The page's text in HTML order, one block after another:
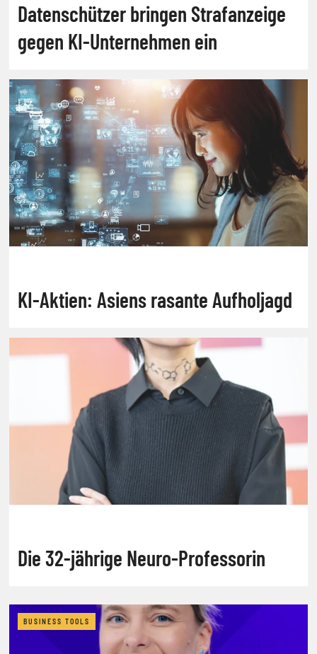
Datenschützer bringen Strafanzeige
gegen KI-Unternehmen ein
KI-Aktien: Asiens rasante Aufholjagd
Die 32-jährige Neuro-Professorin
BUSINESS TOOLS